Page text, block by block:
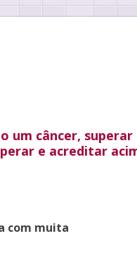
um câncer, superar
e acreditar
com muita